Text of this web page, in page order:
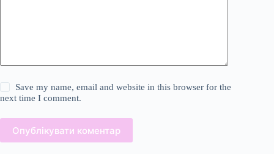
Save my name, email and website in this browser for the
next time I comment.
Опублікувати коментар